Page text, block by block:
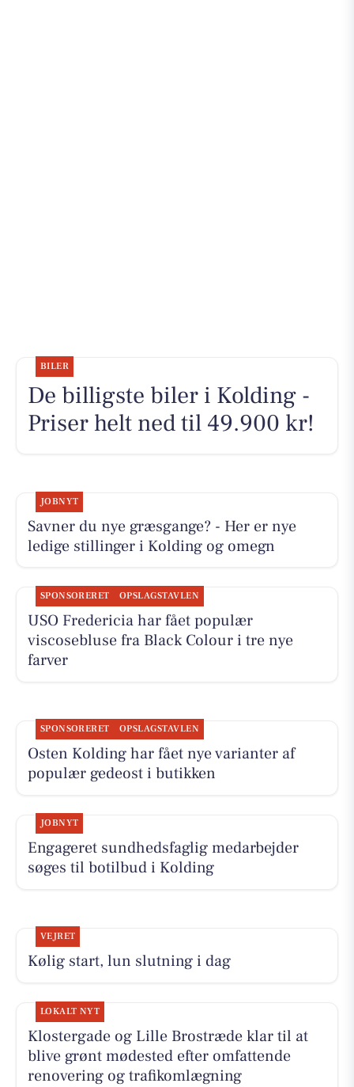
BILER
De billigste biler i Kolding -
Priser helt ned til 49.900 kr!
JOBNYT
Savner du nye græsgange? - Her er nye
ledige stillinger i Kolding og omegn
SPONSORERET OPSLAGSTAVLEN
USO Fredericia har fået populær
viscosebluse fra Black Colour i tre nye
farver
SPONSORERET OPSLAGSTAVLEN
Osten Kolding har fået nye varianter af
populær gedeost i butikken
JOBNYT
Engageret sundhedsfaglig medarbejder
søges til botilbud i Kolding
VEJRET
Kølig start, lun slutning i dag
LOKALT NYT
Klostergade og Lille Brostræde klar til at
blive grønt mødested efter omfattende
renovering og trafikomlægning